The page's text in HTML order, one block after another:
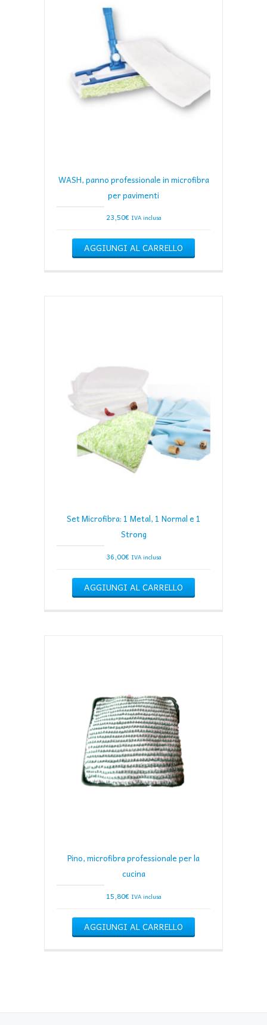
WASH, panno professionale in microfibra
per pavimenti
23,50€ IVA inclusa
AGGIUNGI AL CARRELLO
Set Microfibra: 1 Metal, 1 Normal e 1
Strong
36,00€ IVA inclusa
AGGIUNGI AL CARRELLO
Pino, microfibra professionale per la
cucina
15,80€ IVA inclusa
AGGIUNGI AL CARRELLO